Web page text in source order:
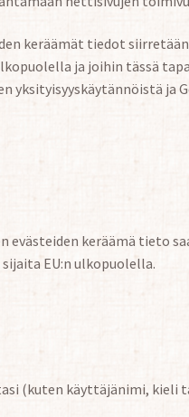
keräämät tiedot
ja joihin tässä
yksityisyyskäytännöistä ja
evästeiden keräämä tieto
EU:n ulkopuolella.
(kuten käyttäjänimi, kieli